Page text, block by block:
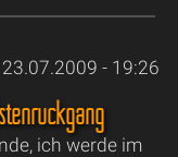
23.07.2009 - 19:26
ich werde im